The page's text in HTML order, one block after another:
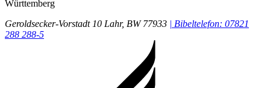
Württemberg
Geroldsecker-Vorstadt 10 Lahr, BW 77933 | Bibeltelefon: 07821
288 288-5